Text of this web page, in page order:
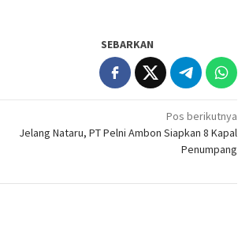
SEBARKAN
Pos berikutnya
Jelang Nataru, PT Pelni Ambon Siapkan 8 Kapal
Penumpang